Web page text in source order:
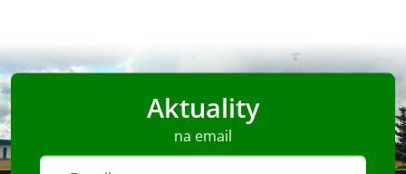
Aktuality
na email